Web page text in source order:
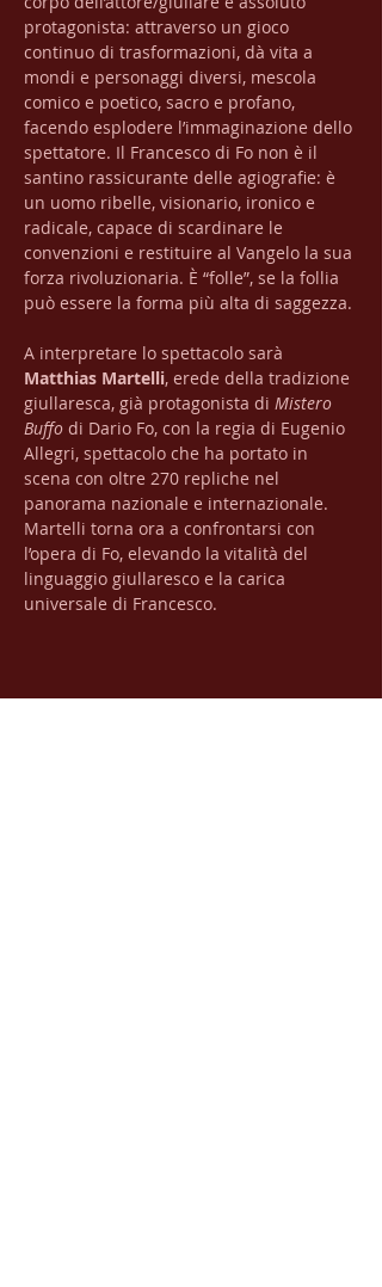
protagonista: attraverso un gioco
continuo di trasformazioni, dà vita a
mondi e personaggi diversi, mescola
comico e poetico, sacro e profano,
facendo esplodere l’immaginazione dello
spettatore. Il Francesco di Fo non è il
santino rassicurante delle agiografie: è
un uomo ribelle, visionario, ironico e
radicale, capace di scardinare le
convenzioni e restituire al Vangelo la sua
forza rivoluzionaria. È “folle”, se la follia
può essere la forma più alta di saggezza.
A interpretare lo spettacolo sarà
Matthias Martelli, erede della tradizione
giullaresca, già protagonista di Mistero
Buffo di Dario Fo, con la regia di Eugenio
Allegri, spettacolo che ha portato in
scena con oltre 270 repliche nel
panorama nazionale e internazionale.
Martelli torna ora a confrontarsi con
l’opera di Fo, elevando la vitalità del
linguaggio giullaresco e la carica
universale di Francesco.